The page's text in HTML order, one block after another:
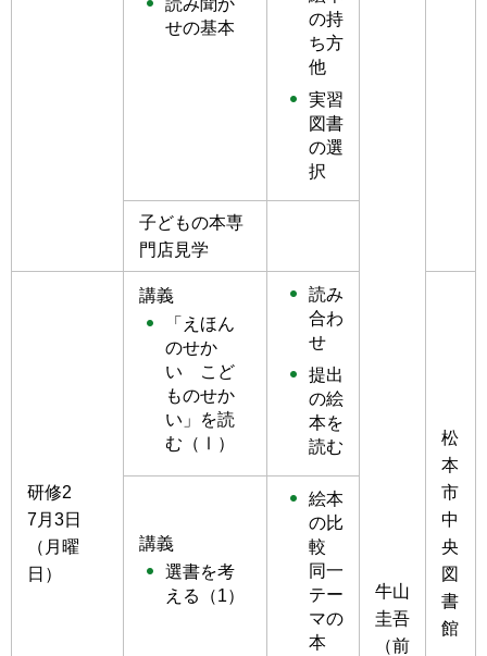
牛山
圭吾
（前
読み聞か
せの基本
の持
ち方
他
実習
図書
の選
択
子どもの本専
門店見学
研修2
7月3日
（月曜
日）
講義
「えほん
のせか
い こど
ものせか
い」を読
む（Ⅰ）
読み
合わ
せ
提出
の絵
本を
読む
松
本
市
中
央
図
書
館
講義
選書を考
える（1）
絵本
の比
較
同一
テー
マの
本